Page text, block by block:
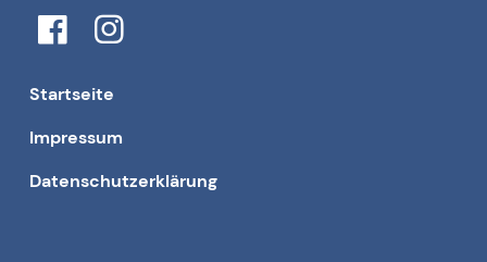
Startseite
Impressum
Datenschutzerklärung